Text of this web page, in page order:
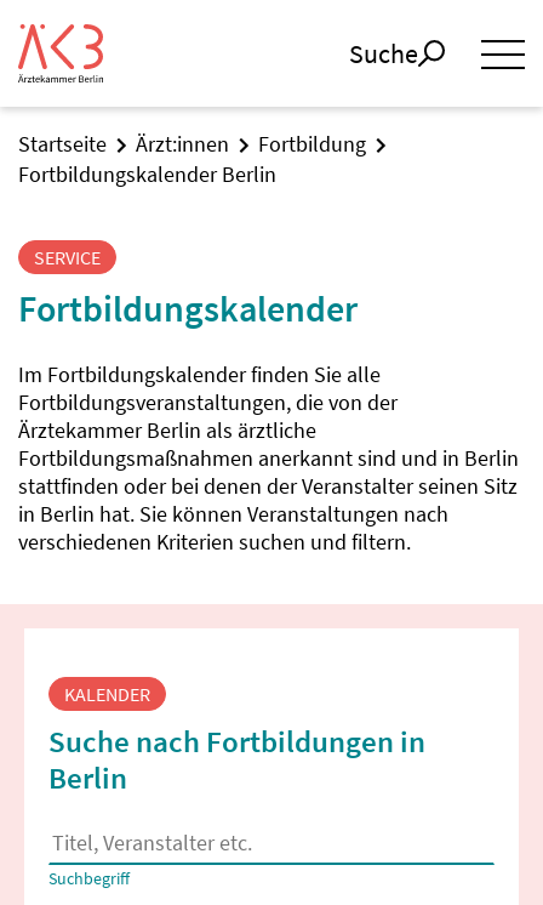
Suche
Startseite Ärzt:innen
Fortbildung
Fortbildungskalender Berlin
SERVICE
Fortbildungskalender
Im Fortbildungskalender finden Sie alle
Fortbildungsveranstaltungen, die von der
Ärztekammer Berlin als ärztliche
Fortbildungsmaßnahmen anerkannt sind und in Berlin
stattfinden oder bei denen der Veranstalter seinen Sitz
in Berlin hat. Sie können Veranstaltungen nach
verschiedenen Kriterien suchen und filtern.
Fortbildungssuche
KALENDER
Suche nach Fortbildungen in
Berlin
Es erscheinen Suchvorschläge, wenn mindestens 2 Zeichen
Suchbegriff